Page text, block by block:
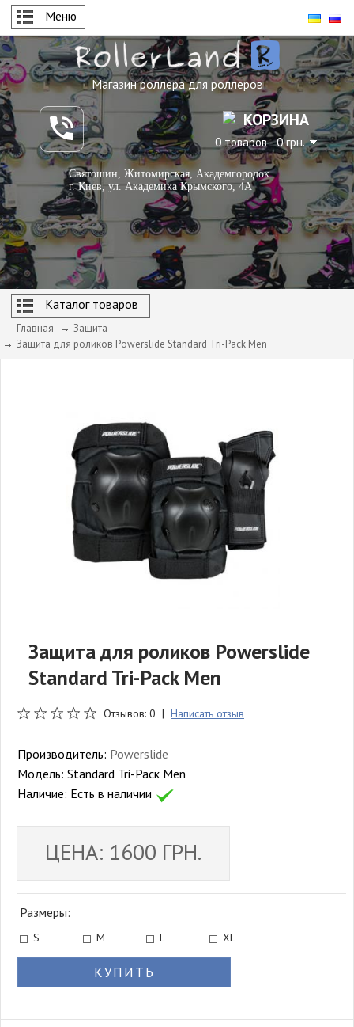
Меню
Магазин роллера для роллеров
КОРЗИНА
0 товаров - 0 грн.
Святошин, Житомирская, Академгородок
г. Киев, ул. Академика Крымского, 4А
Каталог товаров
Главная
Защита
Защита для роликов Powerslide Standard Tri-Pack Men
Защита для роликов Powerslide
Standard Tri-Pack Men
Отзывов: 0 | Написать отзыв
Производитель: Powerslide
Модель: Standard Tri-Pacк Men
Наличие: Есть в наличии
ЦЕНА: 1600 ГРН.
Размеры:
S M L XL
КУПИТЬ